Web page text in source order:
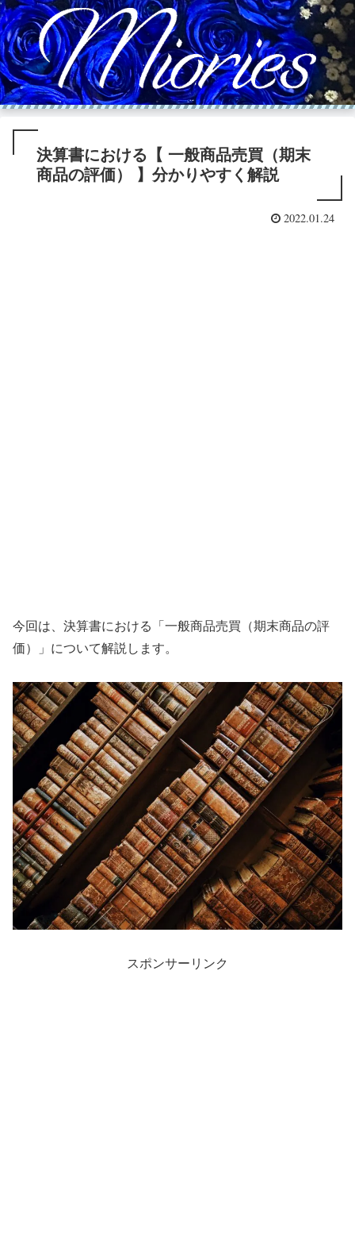
決算書における【 一般商品売買（期末
商品の評価） 】分かりやすく解説
2022.01.24
今回は、決算書における「一般商品売買（期末商品の評
価）」について解説します。
スポンサーリンク